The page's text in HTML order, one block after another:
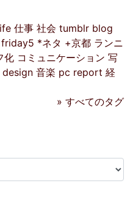
仕事 社会 tumblr blog
friday5 *ネタ +京都 ランニ
化 コミュニケーション 写
design 音楽 pc report 経
» すべてのタグ